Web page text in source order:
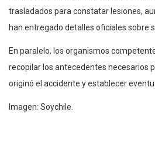
trasladados para constatar lesiones,
han entregado detalles oficiales sobre
En paralelo, los organismos
recopilar los antecedentes necesarios
originó el accidente y establecer
Imagen: Soychile.